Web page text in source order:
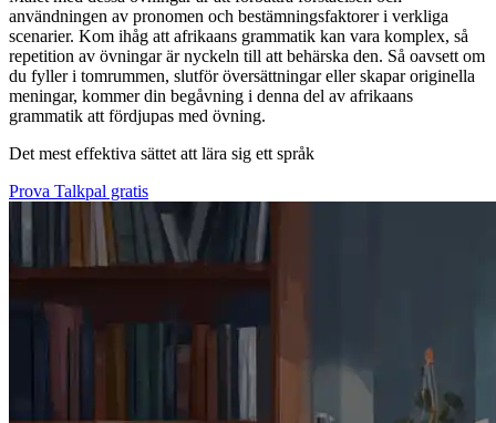
användningen av pronomen och bestämningsfaktorer i verkliga
scenarier. Kom ihåg att afrikaans grammatik kan vara komplex, så
repetition av övningar är nyckeln till att behärska den. Så oavsett om
du fyller i tomrummen, slutför översättningar eller skapar originella
meningar, kommer din begåvning i denna del av afrikaans
grammatik att fördjupas med övning.
Det mest effektiva sättet att lära sig ett språk
Prova Talkpal gratis